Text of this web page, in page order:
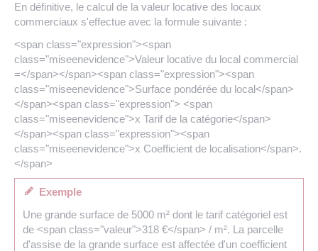
En définitive, le calcul de la valeur locative des locaux
commerciaux s'effectue avec la formule suivante :
<span class="expression"><span
class="miseenevidence">Valeur locative du local commercial
=</span></span><span class="expression"><span
class="miseenevidence">Surface pondérée du local</span>
</span><span class="expression"> <span
class="miseenevidence">x Tarif de la catégorie</span>
</span><span class="expression"><span
class="miseenevidence">x Coefficient de localisation</span>.
</span>
Exemple
Une grande surface de 5000 m² dont le tarif catégoriel est
de <span class="valeur">318 €</span> / m². La parcelle
d'assise de la grande surface est affectée d'un coefficient